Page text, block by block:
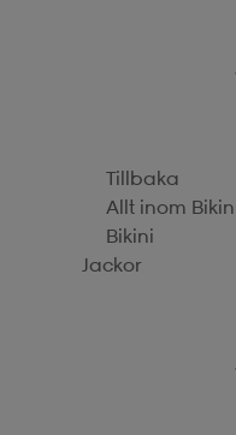
Tillbaka
Allt inom
Bikini
Jackor